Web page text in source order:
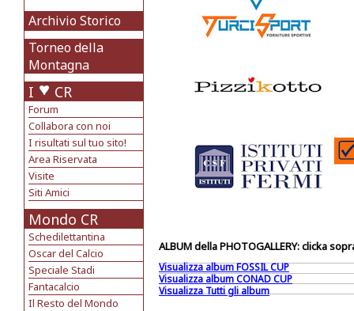
Archivio Storico
Torneo della
Montagna
I CR
Forum
Collabora con noi
I risultati sul tuo sito!
Area Riservata
Visite
Siti Amici
Mondo CR
Schedilettantina
Oscar del Calcio
Speciale Stadi
Fantacalcio
Il Resto del Mondo
ALBUM della PHOTOGALLERY: clicka
Visualizza album FOSSIL CUP
Visualizza album CONAD CUP
Visualizza Tutti gli album